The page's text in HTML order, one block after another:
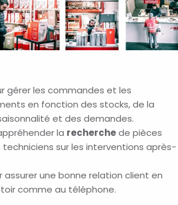
gérer les commandes et les
en fonction des stocks, de la
et des demandes.
la recherchede pièces
techniciens sur les interventions après-
assurer une bonne relation client en
comme au téléphone.